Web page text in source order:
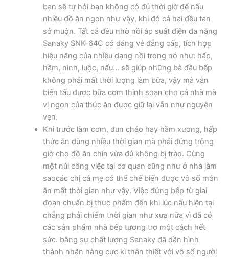
bạn sẽ tự hỏi bạn không có đủ thời giờ để nấu
nhiều đồ ăn ngon như vậy, khi đó cả hai đều tan
sở muộn. Tất cả đều nhờ nồi áp suất điện đa năng
Sanaky SNK-64C có dáng vẻ đẳng cấp, tích hợp
hiệu năng của nhiều dạng nồi trong nó như: hấp,
hầm, ninh, luộc, nấu… sẽ giúp những bà đầu bếp
không phải mất thời lượng làm bữa, vậy mà vẫn
biến tấu được bữa cơm thịnh soạn cho cả nhà mà
vị ngon của thức ăn được giữ lại vẫn như nguyên
vẹn.
Khi trước làm cơm, đun cháo hay hầm xương, hấp
thức ăn dùng nhiều thời gian mà phải đứng trông
giờ cho đồ ăn chín vừa đủ không bị trào. Cùng
một núi công việc tại cơ quan cũng như ở nhà làm
saocác chị cá mẹ có thể chế biến được vô số món
ăn mất thời gian như vậy. Việc đứng bếp từ giai
đoạn chuẩn bị thực phẩm đến khi lúc nấu hiện tại
chẳng phải chiếm thời gian như xưa nữa vì đã có
các sản phẩm nhà bếp tương trợ một cách hết
sức. bằng sự chất lượng Sanaky đã dần hình
thành nhãn hàng cực kì thân thiết với vô số người